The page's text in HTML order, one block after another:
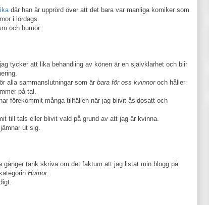
där han är upprörd över att det bara var manliga komiker som
i lördags.
och humor.
tycker att lika behandling av könen är en självklarhet och blir
alla sammanslutningar som är bara för oss kvinnoroch håller
på tal.
förekommit många tillfällen när jag blivit åsidosatt och
till tals eller blivit vald på grund av att jag är kvinna.
ut sig.
gånger tänk skriva om det faktum att jag listat min blogg på
Humor.